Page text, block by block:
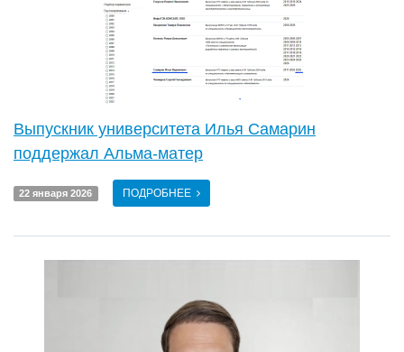
Выпускник университета Илья Самарин
поддержал Альма-матер
22 января 2026 ПОДРОБНЕЕ